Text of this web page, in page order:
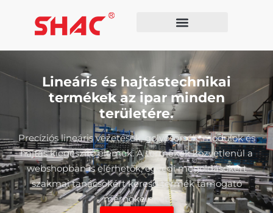
Lineáris és hajtástechnikai
termékek az ipar minden
területére.
Precíziós lineáris vezetések, golyósorsók, modulok és
hajtás kiegészítő elemek. A termékek közvetlenül a
webshopban is elérhetők, egyedi megoldásokért
szakmai tanácsokért keresd termék támogató
mérnökeinket.